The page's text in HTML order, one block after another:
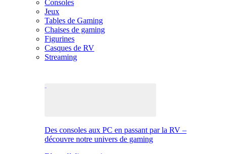
Consoles
Jeux
Tables de Gaming
Chaises de gaming
Figurines
Casques de RV
Streaming
Des consoles aux PC en passant par la RV –
découvre notre univers de gaming